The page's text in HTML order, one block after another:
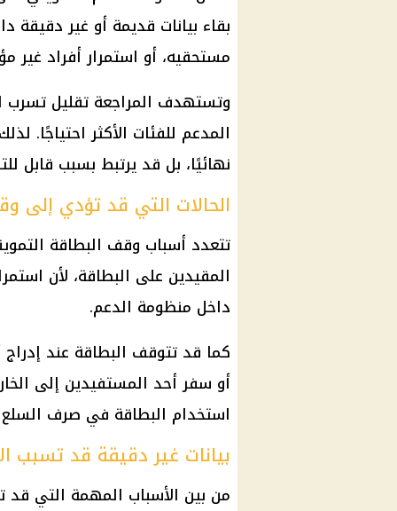
بقاء بيانات قديمة أو غير
مستحقيه، أو استمرار أفراد غير
وتستهدف المراجعة تقليل تسرب
المدعم للفئات الأكثر احتياجًا.
نهائيًا، بل قد يرتبط بسبب قابل
الحالات التي قد تؤدي إلى
تتعدد أسباب وقف البطاقة
المقيدين على البطاقة، لأن
داخل منظومة الدعم.
كما قد تتوقف البطاقة عند
أو سفر أحد المستفيدين إلى
استخدام البطاقة في صرف السلع
بيانات غير دقيقة قد تسبب
من بين الأسباب المهمة التي